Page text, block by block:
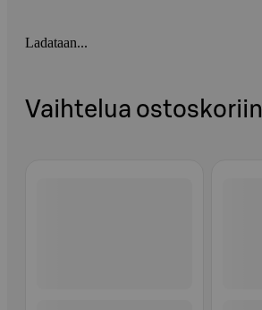
Ladataan...
Vaihtelua ostoskoriin